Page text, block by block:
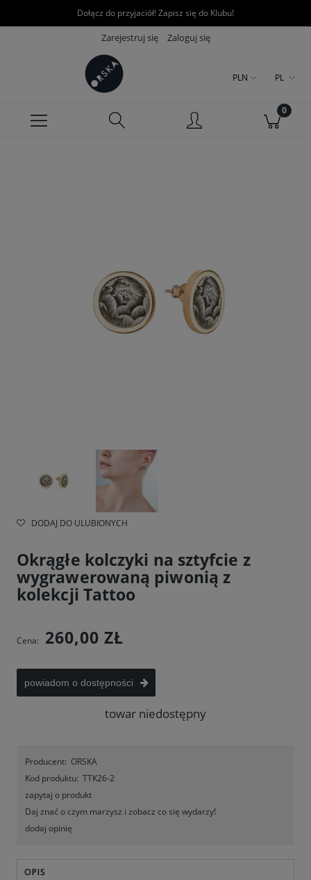
Dołącz do przyjaciół! Zapisz się do Klubu!
Zarejestruj się Zaloguj się
PLN PL
DODAJ DO ULUBIONYCH
Okrągłe kolczyki na sztyfcie z
wygrawerowaną piwonią z
kolekcji Tattoo
Cena: 260,00 ZŁ
powiadom o dostępności
towar niedostępny
Producent: ORSKA
Kod produktu: TTK26-2
zapytaj o produkt
Daj znać o czym marzysz i zobacz co się wydarzy!
dodaj opinię
OPIS